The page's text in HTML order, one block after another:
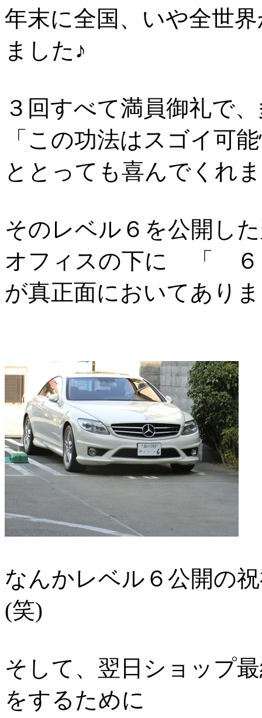
年末に全国、いや全世
ました♪
３回すべて満員御礼で
「この功法はスゴイ可
ととっても喜んでくれ
そのレベル６を公開し
オフィスの下に 「 ６
が真正面においてあり
なんかレベル６公開の
(笑)
そして、翌日ショップ
をするために